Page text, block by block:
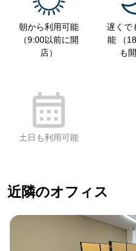
朝から利用可能
（9:00以前に開
店）
遅くで
能 （
も
土日も利用可能
近隣のオフィス